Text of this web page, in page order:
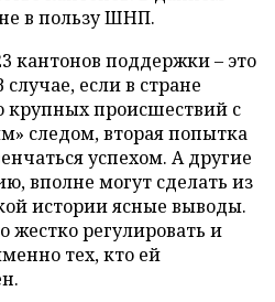
не в пользу ШНП.
кантонов поддержки – это
если в стране
крупных происшествий с
следом, вторая попытка
успехом. А другие
вполне могут сделать из
истории ясные выводы.
регулировать и
тех, кто ей